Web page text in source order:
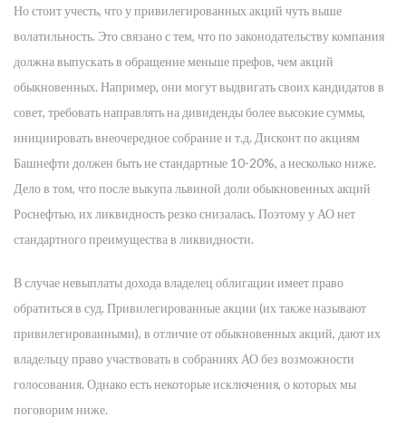
Но стоит учесть, что у привилегированных акций чуть выше
волатильность. Это связано с тем, что по законодательству компания
должна выпускать в обращение меньше префов, чем акций
обыкновенных. Например, они могут выдвигать своих кандидатов в
совет, требовать направлять на дивиденды более высокие суммы,
инициировать внеочередное собрание и т.д. Дисконт по акциям
Башнефти должен быть не стандартные 10-20%, а несколько ниже.
Дело в том, что после выкупа львиной доли обыкновенных акций
Роснефтью, их ликвидность резко снизалась. Поэтому у АО нет
стандартного преимущества в ликвидности.
В случае невыплаты дохода владелец облигации имеет право
обратиться в суд. Привилегированные акции (их также называют
привилегированными), в отличие от обыкновенных акций, дают их
владельцу право участвовать в собраниях АО без возможности
голосования. Однако есть некоторые исключения, о которых мы
поговорим ниже.